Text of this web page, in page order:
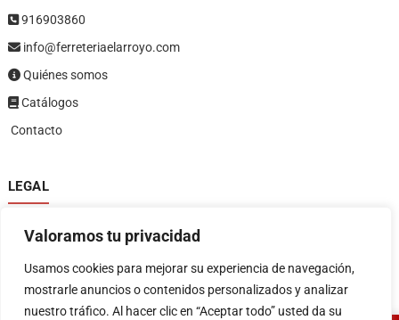
Valoramos tu privacidad
Usamos cookies para mejorar su experiencia de navegación,
mostrarle anuncios o contenidos personalizados y analizar
nuestro tráfico. Al hacer clic en “Aceptar todo” usted da su
916903860
info@ferreteriaelarroyo.com
Quiénes somos
Catálogos
Contacto
LEGAL
Política de privacidad
Política de devoluciones y reembolsos
Términos y condiciones